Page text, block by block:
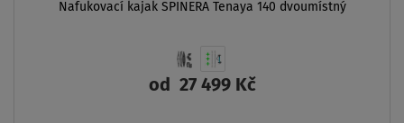
Nafukovací kajak SPINERA Tenaya 140 dvoumístný
od 27 499 Kč